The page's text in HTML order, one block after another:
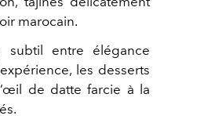
marocain.
entre élégance
les desserts
de datte farcie à la